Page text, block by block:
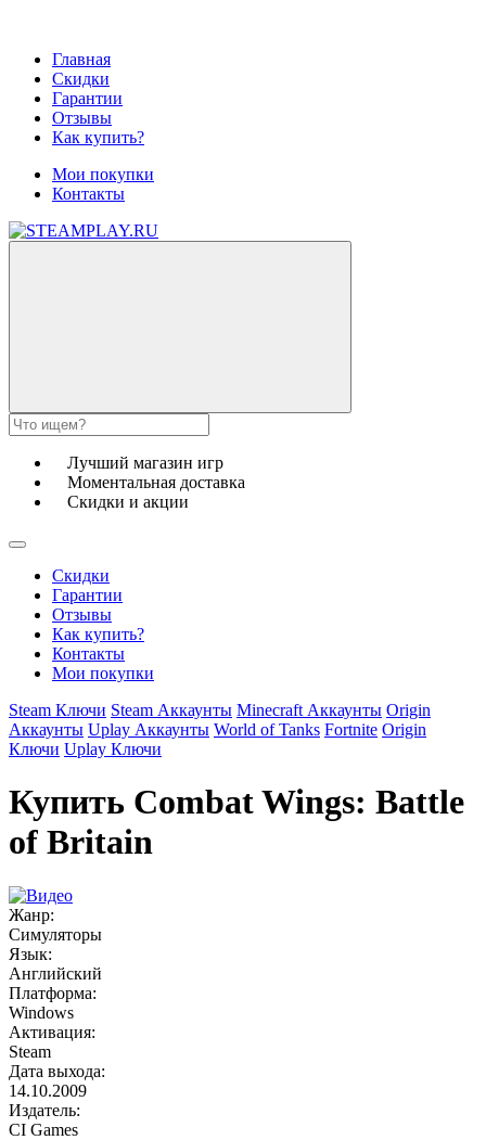
Главная
Скидки
Гарантии
Отзывы
Как купить?
Мои покупки
Контакты
Лучший магазин игр
Моментальная доставка
Скидки и акции
Скидки
Гарантии
Отзывы
Как купить?
Контакты
Мои покупки
Steam Ключи Steam Аккаунты Minecraft Аккаунты Origin
Аккаунты Uplay Аккаунты World of Tanks Fortnite Origin
Ключи Uplay Ключи
Купить Combat Wings: Battle
of Britain
Жанр:
Симуляторы
Язык:
Английский
Платформа:
Windows
Активация:
Steam
Дата выхода:
14.10.2009
Издатель:
CI Games